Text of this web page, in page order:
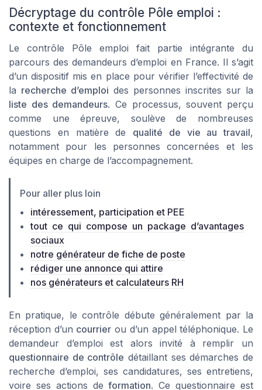
Décryptage du contrôle Pôle emploi :
contexte et fonctionnement
Le contrôle Pôle emploi fait partie intégrante du
parcours des demandeurs d’emploi en France. Il s’agit
d’un dispositif mis en place pour vérifier l’effectivité de
la recherche d’emploi des personnes inscrites sur la
liste des demandeurs. Ce processus, souvent perçu
comme une épreuve, soulève de nombreuses
questions en matière de qualité de vie au travail,
notamment pour les personnes concernées et les
équipes en charge de l’accompagnement.
Pour aller plus loin
intéressement, participation et PEE
tout ce qui compose un package d’avantages
sociaux
notre générateur de fiche de poste
rédiger une annonce qui attire
nos générateurs et calculateurs RH
En pratique, le contrôle débute généralement par la
réception d’un courrier ou d’un appel téléphonique. Le
demandeur d’emploi est alors invité à remplir un
questionnaire de contrôle détaillant ses démarches de
recherche d’emploi, ses candidatures, ses entretiens,
voire ses actions deformation. Ce questionnaire est